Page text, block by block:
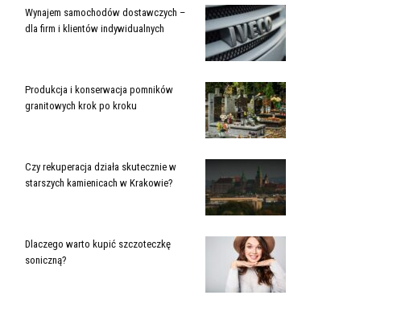
Wynajem samochodów dostawczych –
dla firm i klientów indywidualnych
Produkcja i konserwacja pomników
granitowych krok po kroku
Czy rekuperacja działa skutecznie w
starszych kamienicach w Krakowie?
Dlaczego warto kupić szczoteczkę
soniczną?